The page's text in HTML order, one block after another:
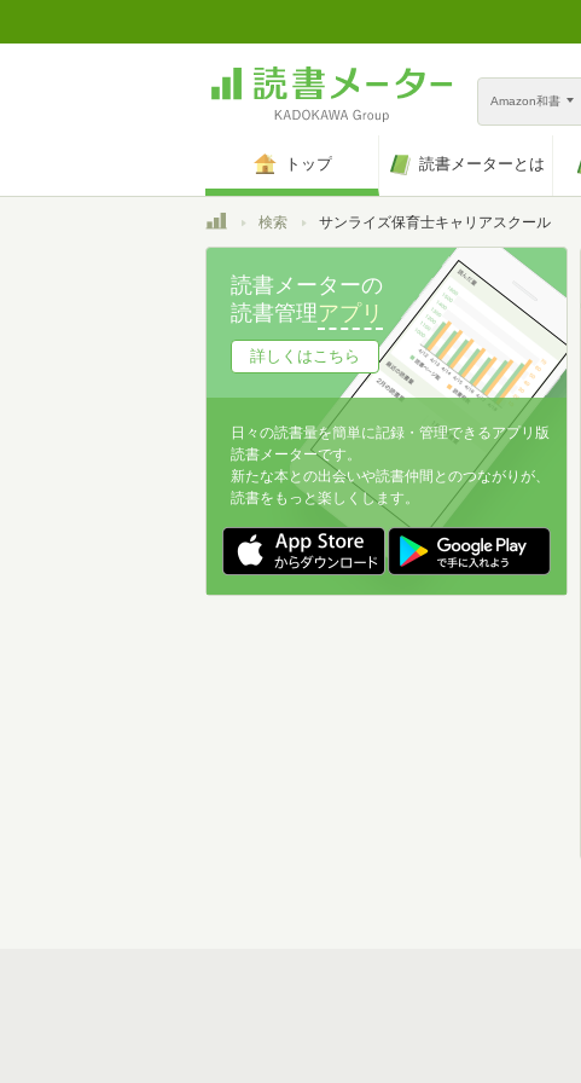
Amazon和書
トップ 読書メーターとは
トップ検索 サンライズ保育士キャリアスクール
読書メーターの
読書管理アプリ
詳しくはこちら
日々の読書量を簡単に記録・管理できるアプリ版
読書メーターです。
新たな本との出会いや読書仲間とのつながりが、
読書をもっと楽しくします。